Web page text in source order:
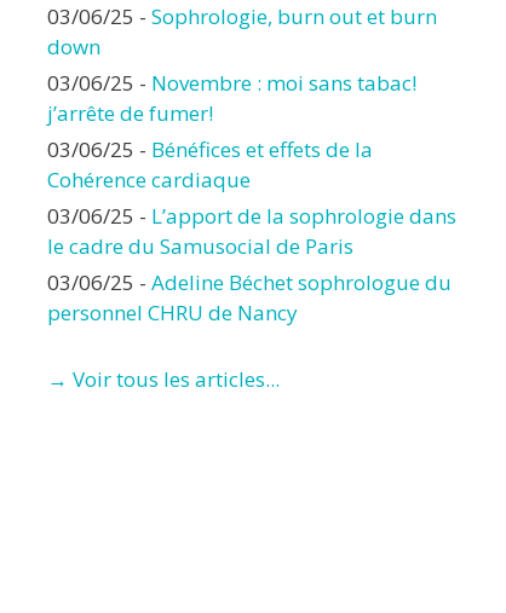
03/06/25 - Sophrologie, burn out et burn
down
03/06/25 - Novembre : moi sans tabac!
j’arrête de fumer!
03/06/25 - Bénéfices et effets de la
Cohérence cardiaque
03/06/25 - L’apport de la sophrologie dans
le cadre du Samusocial de Paris
03/06/25 - Adeline Béchet sophrologue du
personnel CHRU de Nancy
→ Voir tous les articles...